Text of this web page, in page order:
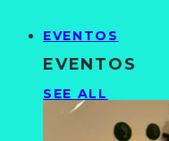
EVENTOS
EVENTOS
SEE ALL